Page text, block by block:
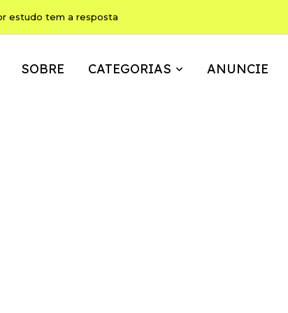
estudo tem a resposta
SOBRE CATEGORIAS ANUNCIE